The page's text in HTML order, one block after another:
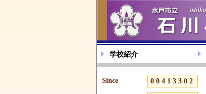
学校紹介
Since 00413302